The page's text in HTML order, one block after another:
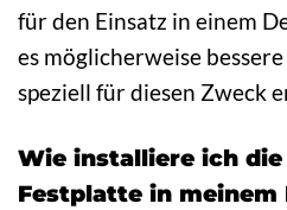
für den Einsatz in einem
es möglicherweise
speziell für diesen Zweck
Wie installiere ich
Festplatte in meinem